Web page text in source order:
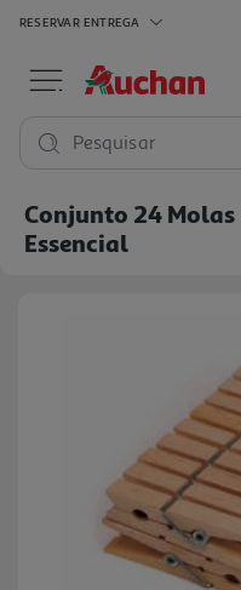
RESERVAR ENTREGA
Pesquisar
Conjunto 24
Essencial